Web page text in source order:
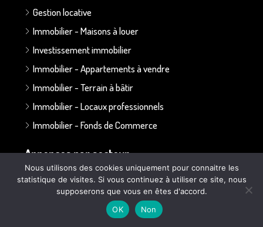
Gestion locative
Immobilier - Maisons à louer
Investissement immobilier
Immobilier - Appartements à vendre
Immobilier - Terrain à bâtir
Immobilier - Locaux professionnels
Immobilier - Fonds de Commerce
Annonces par secteur :
Secteur Bapaume - Albert
Nous utilisons des cookies uniquement pour connaitre les
statistique de visites. Si vous continuez à utiliser ce site, nous
supposerons que vous en êtes d'accord.
OK
Non